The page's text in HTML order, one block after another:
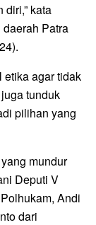
kata
Patra
etika agar tidak
tunduk
pilihan yang
mundur
Deputi V
Andi
dari